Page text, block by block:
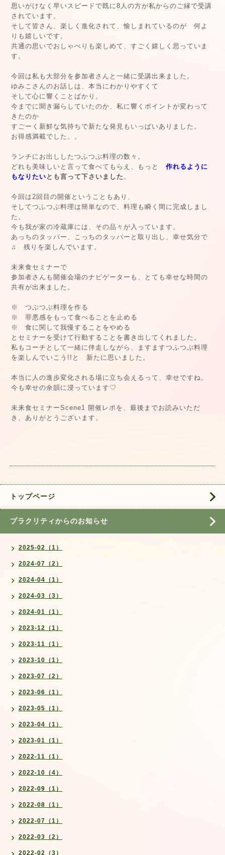
思いがけなく早いスピードで既に8人の方が私からのご縁で受講
されています。
そして皆さん、楽しく進化されて、愉しまれているのが 何よ
りも嬉しいです。
共通の思いでおしゃべりも楽しめて、すごく嬉しく思っていま
す。
今回は私も大部分を参加者さんと一緒に受講出来ました。
ゆみこさんのお話しは、本当にわかりやすくて
そして心に響くことばかり。
今までに聞き漏らしていたのか、私に響くポイントが変わって
きたのか
すごーく新鮮な気持ちで新たな発見もいっぱいありました。
お得感満載でした。。
ランチにお出ししたつふつぶ料理の数々。
どれも美味しいと言って食べてもらえ、もっと 作れるように
もなりたい とも言って下さいました 。
今回は2回目の開催ということもあり、
そしてつふつぶ料理は簡単なので、料理も瞬く間に完成しまし
た。
今も我が家の冷蔵庫には、その品々が入っています。
あっちのタッパー、こっちのタッパーと取り出し、幸せ気分で
♫ 残りを楽しんでいます。
未来食セミナーで
参加者さんも開催会場のナビゲーターも、とても幸せな時間の
共有が出来ました。
※ つぶつぶ料理を作る
※ 罪悪感をもって食べることを止める
※ 食に関して我慢することをやめる
とセミナーを受けて行動することを書き出してくれました。
私もコーチとして一緒に伴走しながら、ますますつふつぶ料理
を楽しんでいこう!!と 新たに思いました。
本当に人の進歩変化される場に立ち会えるって、幸せですね。
今も幸せの余韻に浸っています♡
未来食セミナーScene1 開催レポを、最後までお読みいただ
き、ありがとうございます。
トップページ
プラクリティからのお知らせ
2025-02（1）
2024-07（2）
2024-04（1）
2024-03（3）
2024-01（1）
2023-12（1）
2023-11（1）
2023-10（1）
2023-07（2）
2023-06（1）
2023-05（1）
2023-04（1）
2023-01（1）
2022-11（1）
2022-10（4）
2022-09（1）
2022-08（1）
2022-07（1）
2022-03（2）
2022-02（3）